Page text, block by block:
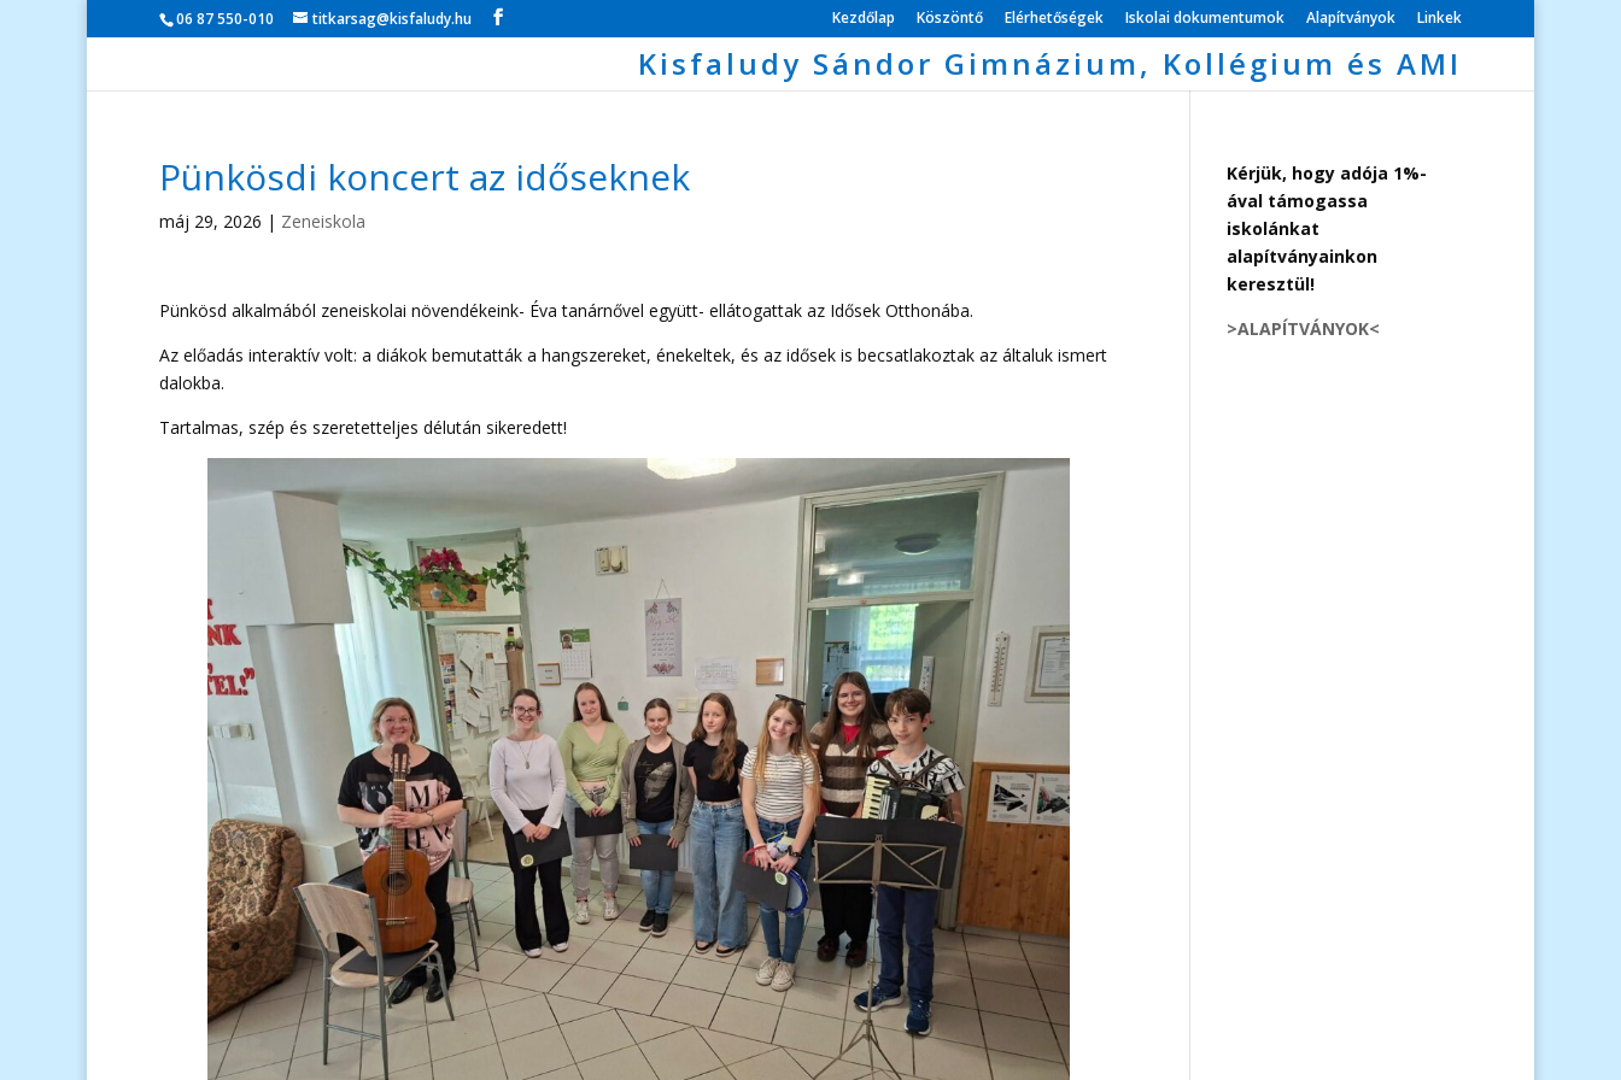
06 87 550-010 titkarsag@kisfaludy.hu Kezdőlap Köszöntő Elérhetőségek Iskolai dokumentumok Alapítványok Linkek
Kisfaludy Sándor Gimnázium, Kollégium és AMI
Pünkösdi koncert az időseknek
máj 29, 2026 | Zeneiskola
Pünkösd alkalmából zeneiskolai növendékeink- Éva tanárnővel együtt- ellátogattak az Idősek Otthonába.
Az előadás interaktív volt: a diákok bemutatták a hangszereket, énekeltek, és az idősek is becsatlakoztak az általuk ismert
dalokba.
Tartalmas, szép és szeretetteljes délután sikeredett!
Kérjük, hogy adója 1%-
ával támogassa
iskolánkat
alapítványainkon
keresztül!
>ALAPÍTVÁNYOK<